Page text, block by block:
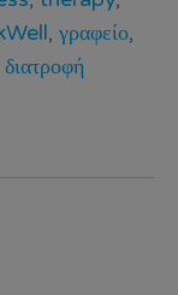
, γραφείο,
διατροφή